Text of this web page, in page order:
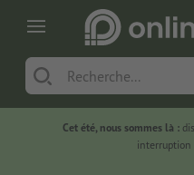
Cet été, nous sommes là :
interruption